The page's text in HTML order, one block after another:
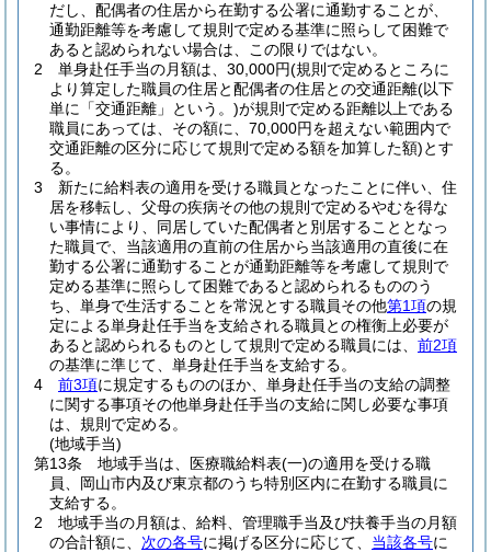
だし、配偶者の住居から在勤する公署に通勤することが、
通勤距離等を考慮して規則で定める基準に照らして困難で
あると認められない場合は、この限りではない。
2
単身赴任手当の月額は、30,000円(規則で定めるところに
より算定した職員の住居と配偶者の住居との交通距離(以下
単に「交通距離」という。)が規則で定める距離以上である
職員にあっては、その額に、70,000円を超えない範囲内で
交通距離の区分に応じて規則で定める額を加算した額)とす
る。
3
新たに給料表の適用を受ける職員となったことに伴い、住
居を移転し、父母の疾病その他の規則で定めるやむを得な
い事情により、同居していた配偶者と別居することとなっ
た職員で、当該適用の直前の住居から当該適用の直後に在
勤する公署に通勤することが通勤距離等を考慮して規則で
定める基準に照らして困難であると認められるもののう
ち、単身で生活することを常況とする職員その他第1項の規
定による単身赴任手当を支給される職員との権衡上必要が
あると認められるものとして規則で定める職員には、 前2項
の基準に準じて、単身赴任手当を支給する。
4
前3項に規定するもののほか、単身赴任手当の支給の調整
に関する事項その他単身赴任手当の支給に関し必要な事項
は、規則で定める。
(地域手当)
第13条
地域手当は、医療職給料表(一)の適用を受ける職
員、岡山市内及び東京都のうち特別区内に在勤する職員に
支給する。
2
地域手当の月額は、給料、管理職手当及び扶養手当の月額
の合計額に、 次の各号に掲げる区分に応じて、 当該各号に